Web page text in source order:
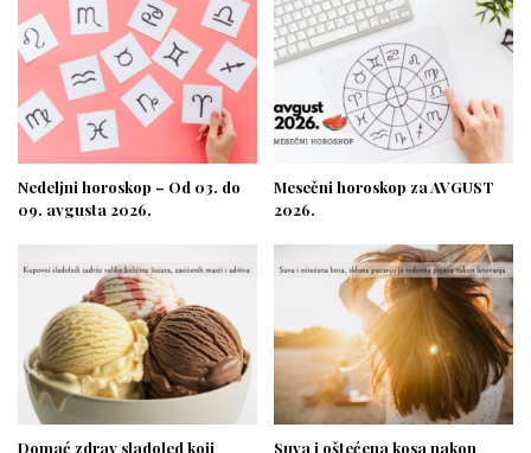
Nedeljni horoskop – Od 03. do
09. avgusta 2026.
Mesečni horoskop za AVGUST
2026.
Domać zdrav sladoled koji
Suva i oštećena kosa nakon